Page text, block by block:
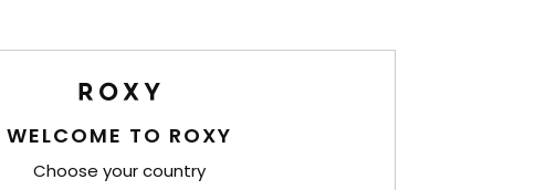
WELCOME TO ROXY
Choose your country